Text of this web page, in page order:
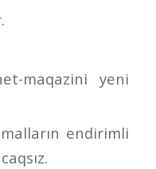
maqazini yeni
endirimli